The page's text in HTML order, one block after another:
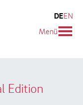
SUCHEN
DEEN
Menü
Edition